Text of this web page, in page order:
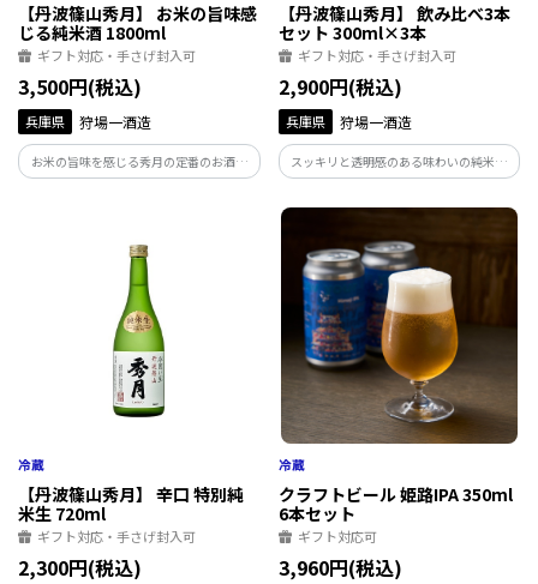
【丹波篠山秀月】 お米の旨味感
じる純米酒 1800ml
ギフト対応・手さげ封入可
3,500円(税込)
兵庫県 狩場一酒造
お米の旨味を感じる秀月の定番のお酒。
丹波篠山の豊かな自然の中で、丹波杜氏
味になり、和食中心に食事に寄り添うお
酒です。
【丹波篠山秀月】 飲み比べ3本
セット 300ml×3本
ギフト対応・手さげ封入可
2,900円(税込)
兵庫県 狩場一酒造
スッキリと透明感のある味わいの純米大
吟醸と、辛口で飲みごたえのある特別純
米生、爽やかな甘えが特徴の生貯蔵酒の3
かな自然の中で醸された地酒をお楽しみ
ください。
【丹波篠山秀月】 辛口 特別純
米生 720ml
ギフト対応・手さげ封入可
2,300円(税込)
クラフトビール 姫路IPA 350ml
6本セット
ギフト対応可
3,960円(税込)